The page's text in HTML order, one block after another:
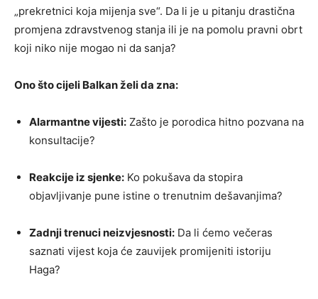
„prekretnici koja mijenja sve“. Da li je u pitanju drastična
promjena zdravstvenog stanja ili je na pomolu pravni obrt
koji niko nije mogao ni da sanja?
Ono što cijeli Balkan želi da zna:
Alarmantne vijesti: Zašto je porodica hitno pozvana na
konsultacije?
Reakcije iz sjenke: Ko pokušava da stopira
objavljivanje pune istine o trenutnim dešavanjima?
Zadnji trenuci neizvjesnosti: Da li ćemo večeras
saznati vijest koja će zauvijek promijeniti istoriju
Haga?